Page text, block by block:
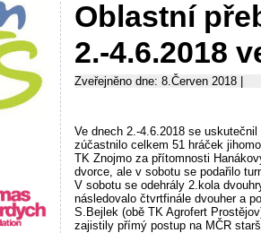
Oblastní
2.-4.6.2018
Zveřejněno dne: 8.Červen 2018 |
Ve dnech 2.-4.6.2018 se
zúčastnilo celkem 51 hráček
TK Znojmo za přítomnosti
dvorce, ale v sobotu se podařilo
V sobotu se odehrály 2.kola
následovalo čtvrtfinále dvouher a
S.Bejlek (obě TK Agrofert
zajistily přímý postup na MČR